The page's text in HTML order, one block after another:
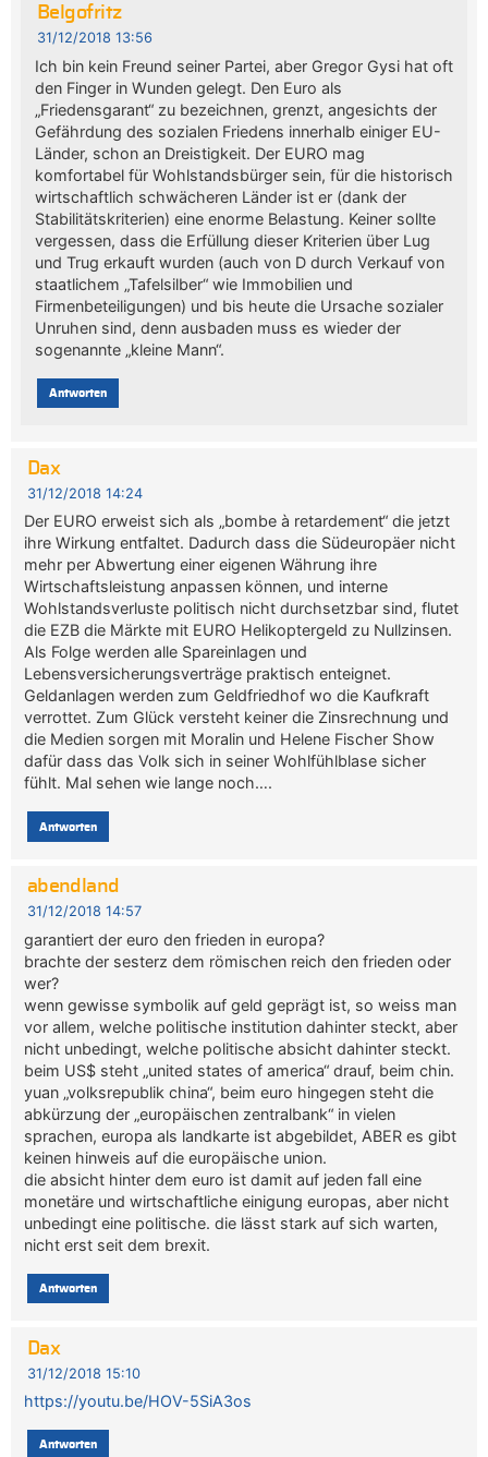
Belgofritz
31/12/2018 13:56
Ich bin kein Freund seiner Partei, aber Gregor Gysi hat oft
den Finger in Wunden gelegt. Den Euro als
„Friedensgarant“ zu bezeichnen, grenzt, angesichts der
Gefährdung des sozialen Friedens innerhalb einiger EU-
Länder, schon an Dreistigkeit. Der EURO mag
komfortabel für Wohlstandsbürger sein, für die historisch
wirtschaftlich schwächeren Länder ist er (dank der
Stabilitätskriterien) eine enorme Belastung. Keiner sollte
vergessen, dass die Erfüllung dieser Kriterien über Lug
und Trug erkauft wurden (auch von D durch Verkauf von
staatlichem „Tafelsilber“ wie Immobilien und
Firmenbeteiligungen) und bis heute die Ursache sozialer
Unruhen sind, denn ausbaden muss es wieder der
sogenannte „kleine Mann“.
Antworten
Dax
31/12/2018 14:24
Der EURO erweist sich als „bombe à retardement“ die jetzt
ihre Wirkung entfaltet. Dadurch dass die Südeuropäer nicht
mehr per Abwertung einer eigenen Währung ihre
Wirtschaftsleistung anpassen können, und interne
Wohlstandsverluste politisch nicht durchsetzbar sind, flutet
die EZB die Märkte mit EURO Helikoptergeld zu Nullzinsen.
Als Folge werden alle Spareinlagen und
Lebensversicherungsverträge praktisch enteignet.
Geldanlagen werden zum Geldfriedhof wo die Kaufkraft
verrottet. Zum Glück versteht keiner die Zinsrechnung und
die Medien sorgen mit Moralin und Helene Fischer Show
dafür dass das Volk sich in seiner Wohlfühlblase sicher
fühlt. Mal sehen wie lange noch….
Antworten
abendland
31/12/2018 14:57
garantiert der euro den frieden in europa?
brachte der sesterz dem römischen reich den frieden oder
wer?
wenn gewisse symbolik auf geld geprägt ist, so weiss man
vor allem, welche politische institution dahinter steckt, aber
nicht unbedingt, welche politische absicht dahinter steckt.
beim US$ steht „united states of america“ drauf, beim chin.
yuan „volksrepublik china“, beim euro hingegen steht die
abkürzung der „europäischen zentralbank“ in vielen
sprachen, europa als landkarte ist abgebildet, ABER es gibt
keinen hinweis auf die europäische union.
die absicht hinter dem euro ist damit auf jeden fall eine
monetäre und wirtschaftliche einigung europas, aber nicht
unbedingt eine politische. die lässt stark auf sich warten,
nicht erst seit dem brexit.
Antworten
Dax
31/12/2018 15:10
https://youtu.be/HOV-5SiA3os
Antworten